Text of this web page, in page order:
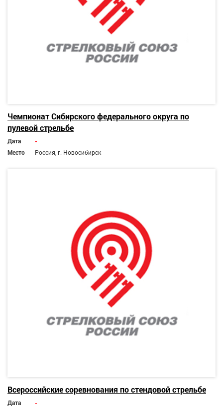
Чемпионат Сибирского федерального округа по
пулевой стрельбе
Дата
-
Место
Россия, г. Новосибирск
Всероссийские соревнования по стендовой стрельбе
Дата
-